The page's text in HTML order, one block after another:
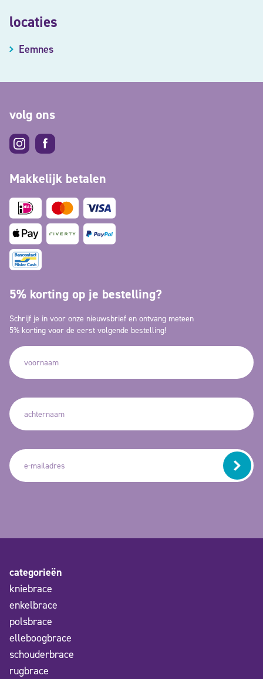
locaties
Eemnes
volg ons
Makkelijk betalen
5% korting op je bestelling?
Schrijf je in voor onze nieuwsbrief en ontvang meteen
5% korting voor de eerst volgende bestelling!
categorieën
kniebrace
enkelbrace
polsbrace
elleboogbrace
schouderbrace
rugbrace